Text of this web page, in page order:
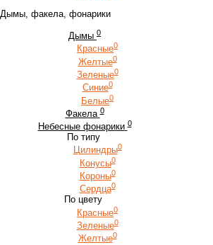
Дымы, факела, фонарики
Дымы 0
Красные0
Желтые0
Зеленые0
Синие0
Белые0
Факела 0
Небесные фонарики 0
По типу
Цилиндры0
Конусы0
Короны0
Сердца0
По цвету
Красные0
Зеленые0
Желтые0